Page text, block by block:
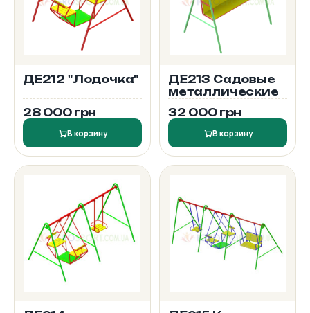
ДЕ212 "Лодочка"
28 000 грн
В корзину
ДЕ213 Садовые
металлические
32 000 грн
В корзину